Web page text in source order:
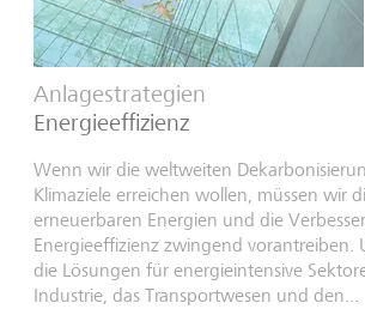
Anlagestrategien
Energieeffizienz
Wenn wir die weltweiten
Klimaziele erreichen wollen, müssen wir
erneuerbaren Energien und die
Energieeffizienz zwingend vorantreiben.
die Lösungen für energieintensive
Industrie, das Transportwesen und den...